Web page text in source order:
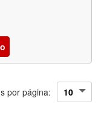
por página: